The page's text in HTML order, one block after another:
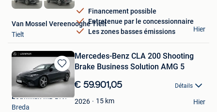
Financement possible
Entretenue par le concessionnaire
Les zones basses émissions
Van Mossel Vereenooghe Tielt
Tielt
Hier
Sauvegarder
dans
Mes
Favoris
Mercedes-Benz CLA 200 Shooting
Brake Business Solution AMG 5
€ 59.901,05 Détails
2026 15 km
Louwman MB B.V.
Breda
Hier